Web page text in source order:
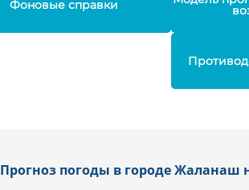
Фоновые справки
Прогноз погоды в городе